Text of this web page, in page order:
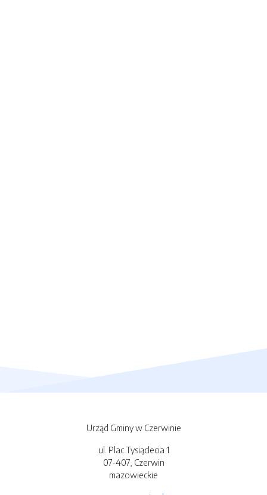
Urząd Gminy w Czerwinie
ul. Plac Tysiąclecia 1
07-407, Czerwin
mazowieckie